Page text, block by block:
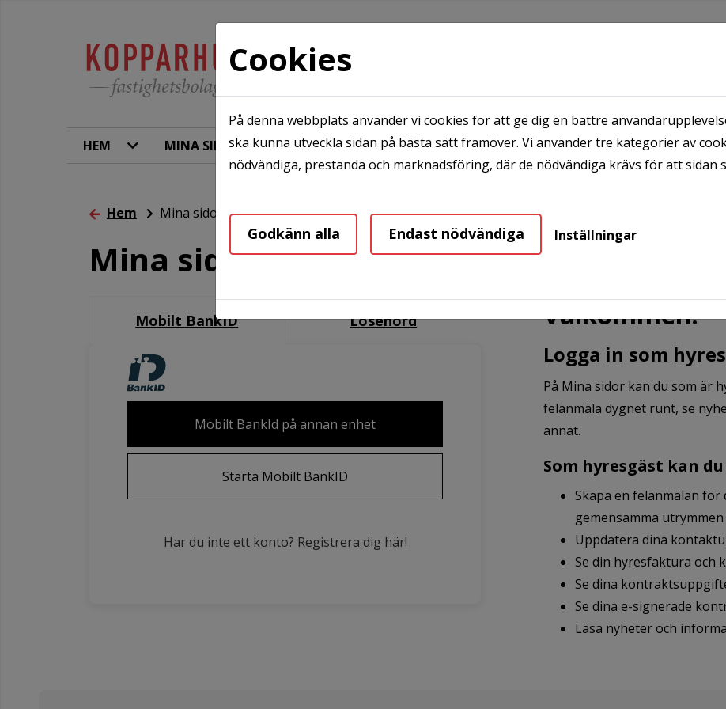
HEM MINA SIDOR KONTAKTINFO
Hem Mina sidor
Mina sidor
Mobilt BankID Lösenord
Starta Mobilt BankID
Mobilt BankId på annan enhet
Har du inte ett konto? Registrera dig här!
Välkommen!
Logga in som
På Mina sidor kan du som är
felanmäla dygnet runt, se
annat.
Som hyresgäst kan du
Skapa en felanmälan
gemensamma
Uppdatera dina
Se din hyresfaktura och
Se dina
Se dina e-signerade
Läsa nyheter och
Cookies
På denna webbplats använder vi cookies för att ge dig en bättre
ska kunna utveckla sidan på bästa sätt framöver. Vi använder tre kategorier av
nödvändiga, prestanda och marknadsföring, där de nödvändiga krävs för att sidan
Godkänn alla Endast nödvändiga Inställningar